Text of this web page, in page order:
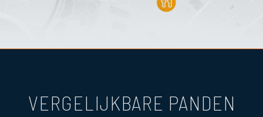
VERGELIJKBARE PANDEN